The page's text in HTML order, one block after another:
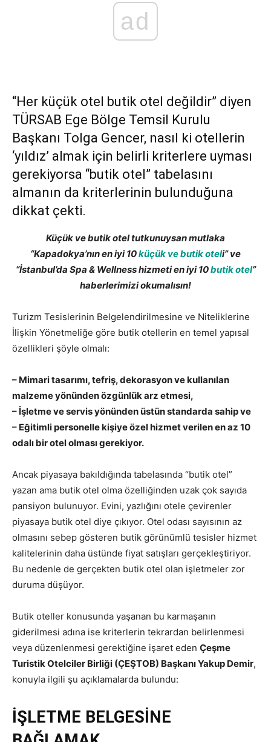
ad
“Her küçük otel butik otel değildir” diyen
TÜRSAB Ege Bölge Temsil Kurulu
Başkanı Tolga Gencer, nasıl ki otellerin
‘yıldız’ almak için belirli kriterlere uyması
gerekiyorsa “butik otel” tabelasını
almanın da kriterlerinin bulunduğuna
dikkat çekti.
Küçük ve butik otel tutkunuysan mutlaka
“Kapadokya’nın en iyi 10küçük ve butik oteli” ve
“İstanbul’da Spa & Wellness hizmeti en iyi 10butik otel”
haberlerimizi okumalısın!
Turizm Tesislerinin Belgelendirilmesine ve Niteliklerine
İlişkin Yönetmeliğe göre butik otellerin en temel yapısal
özellikleri şöyle olmalı:
– Mimari tasarımı, tefriş, dekorasyon ve kullanılan
malzeme yönünden özgünlük arz etmesi,
– İşletme ve servis yönünden üstün standarda sahip ve
– Eğitimli personelle kişiye özel hizmet verilen en az 10
odalı bir otel olması gerekiyor.
Ancak piyasaya bakıldığında tabelasında “butik otel”
yazan ama butik otel olma özelliğinden uzak çok sayıda
pansiyon bulunuyor. Evini, yazlığını otele çevirenler
piyasaya butik otel diye çıkıyor. Otel odası sayısının az
olmasını sebep gösteren butik görünümlü tesisler hizmet
kalitelerinin daha üstünde fiyat satışları gerçekleştiriyor.
Bu nedenle de gerçekten butik otel olan işletmeler zor
duruma düşüyor.
Butik oteller konusunda yaşanan bu karmaşanın
giderilmesi adına ise kriterlerin tekrardan belirlenmesi
veya düzenlenmesi gerektiğine işaret eden Çeşme
Turistik Otelciler Birliği (ÇEŞTOB) Başkanı Yakup Demir,
konuyla ilgili şu açıklamalarda bulundu:
İŞLETME BELGESİNE